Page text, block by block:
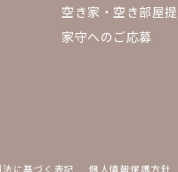
空き家・空き部屋
家守へのご応募
に基づく表記 個人情報保護方針